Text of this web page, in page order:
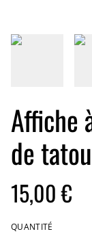
Affiche
de
15,00 €
QUANTITÉ